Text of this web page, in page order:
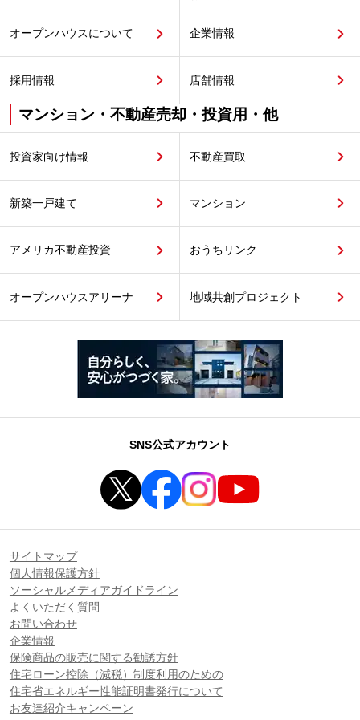
オープンハウスについて 企業情報
採用情報 店舗情報
マンション・不動産売却・投資用・他
投資家向け情報 不動産買取
新築一戸建て マンション
アメリカ不動産投資 おうちリンク
オープンハウスアリーナ 地域共創プロジェクト
SNS公式アカウント
サイトマップ
個人情報保護方針
ソーシャルメディアガイドライン
よくいただく質問
お問い合わせ
企業情報
保険商品の販売に関する勧誘方針
住宅ローン控除（減税）制度利用のための
住宅省エネルギー性能証明書発行について
お友達紹介キャンペーン